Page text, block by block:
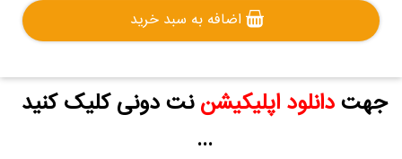
اضافه به سبد خرید
جهتدانلود اپلیکیشن نت دونی کلیک کنید
...